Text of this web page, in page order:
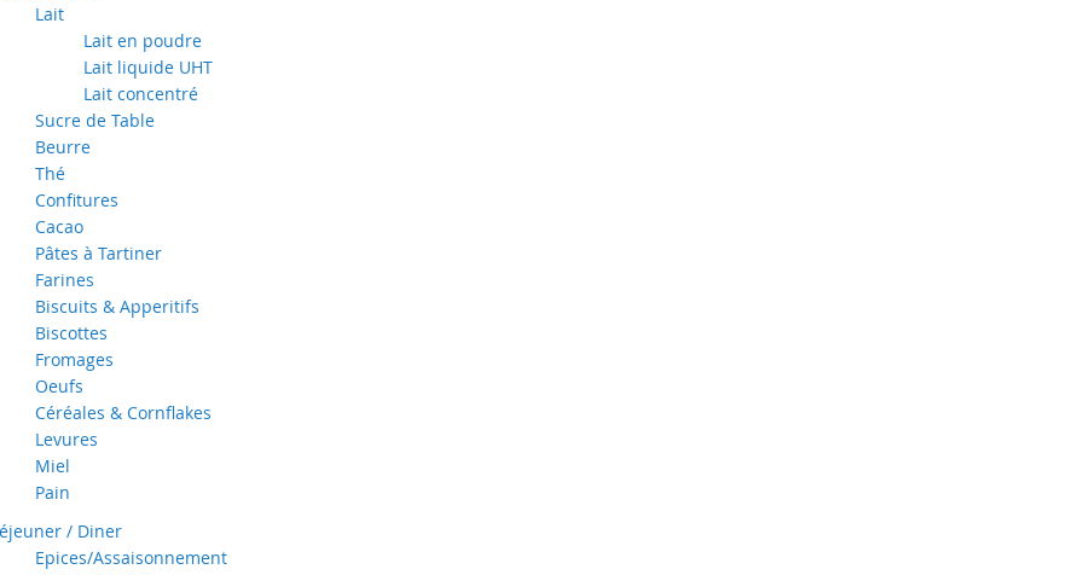
Lait
Lait en poudre
Lait liquide UHT
Lait concentré
Sucre de Table
Beurre
Thé
Confitures
Cacao
Pâtes à Tartiner
Farines
Biscuits & Apperitifs
Biscottes
Fromages
Oeufs
Céréales & Cornflakes
Levures
Miel
Pain
/ Diner
Epices/Assaisonnement